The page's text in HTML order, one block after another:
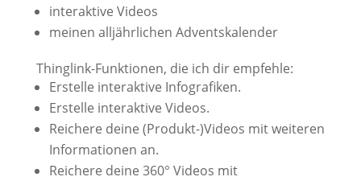
interaktive Videos
meinen alljährlichen Adventskalender
Thinglink-Funktionen, die ich dir empfehle:
Erstelle interaktive Infografiken.
Erstelle interaktive Videos.
Reichere deine (Produkt-)Videos mit weiteren
Informationen an.
Reichere deine 360° Videos mit